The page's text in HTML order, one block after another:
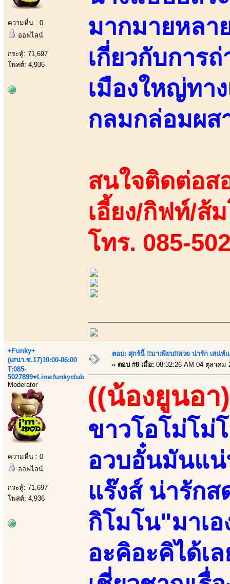
ความหื่น : 0
ออฟไลน์
กระทู้: 71,697
โพสต์: 4,936
มากมายหลา
เกี่ยวกับการ
เมืองใหญ่ทา
กลมกล่อมผส
สนใจติดต่อส
เอี้ยง/กิฟท์/ส้
โทร. 085-
+Funky+
(เสนา.ซ.17)10:00-06:00
T:085-
5027899♥Line:funkyclub
Moderator
ความหื่น : 0
ออฟไลน์
กระทู้: 71,697
โพสต์: 4,936
ตอบ: ศุกร์นี้ !!มาเพียบ!!สวย น่ารัก เสน่ห์
« ตอบ #8 เมื่อ: 08:32:26 AM 04 ตุลาคม
((น้องยูนอา
ขาวโอโม่โม่
อวบอั๋นมันแน่
แร๊งส์ น่ารัก
กิโมโน"มาเอ
อะคิอะคิได้เ